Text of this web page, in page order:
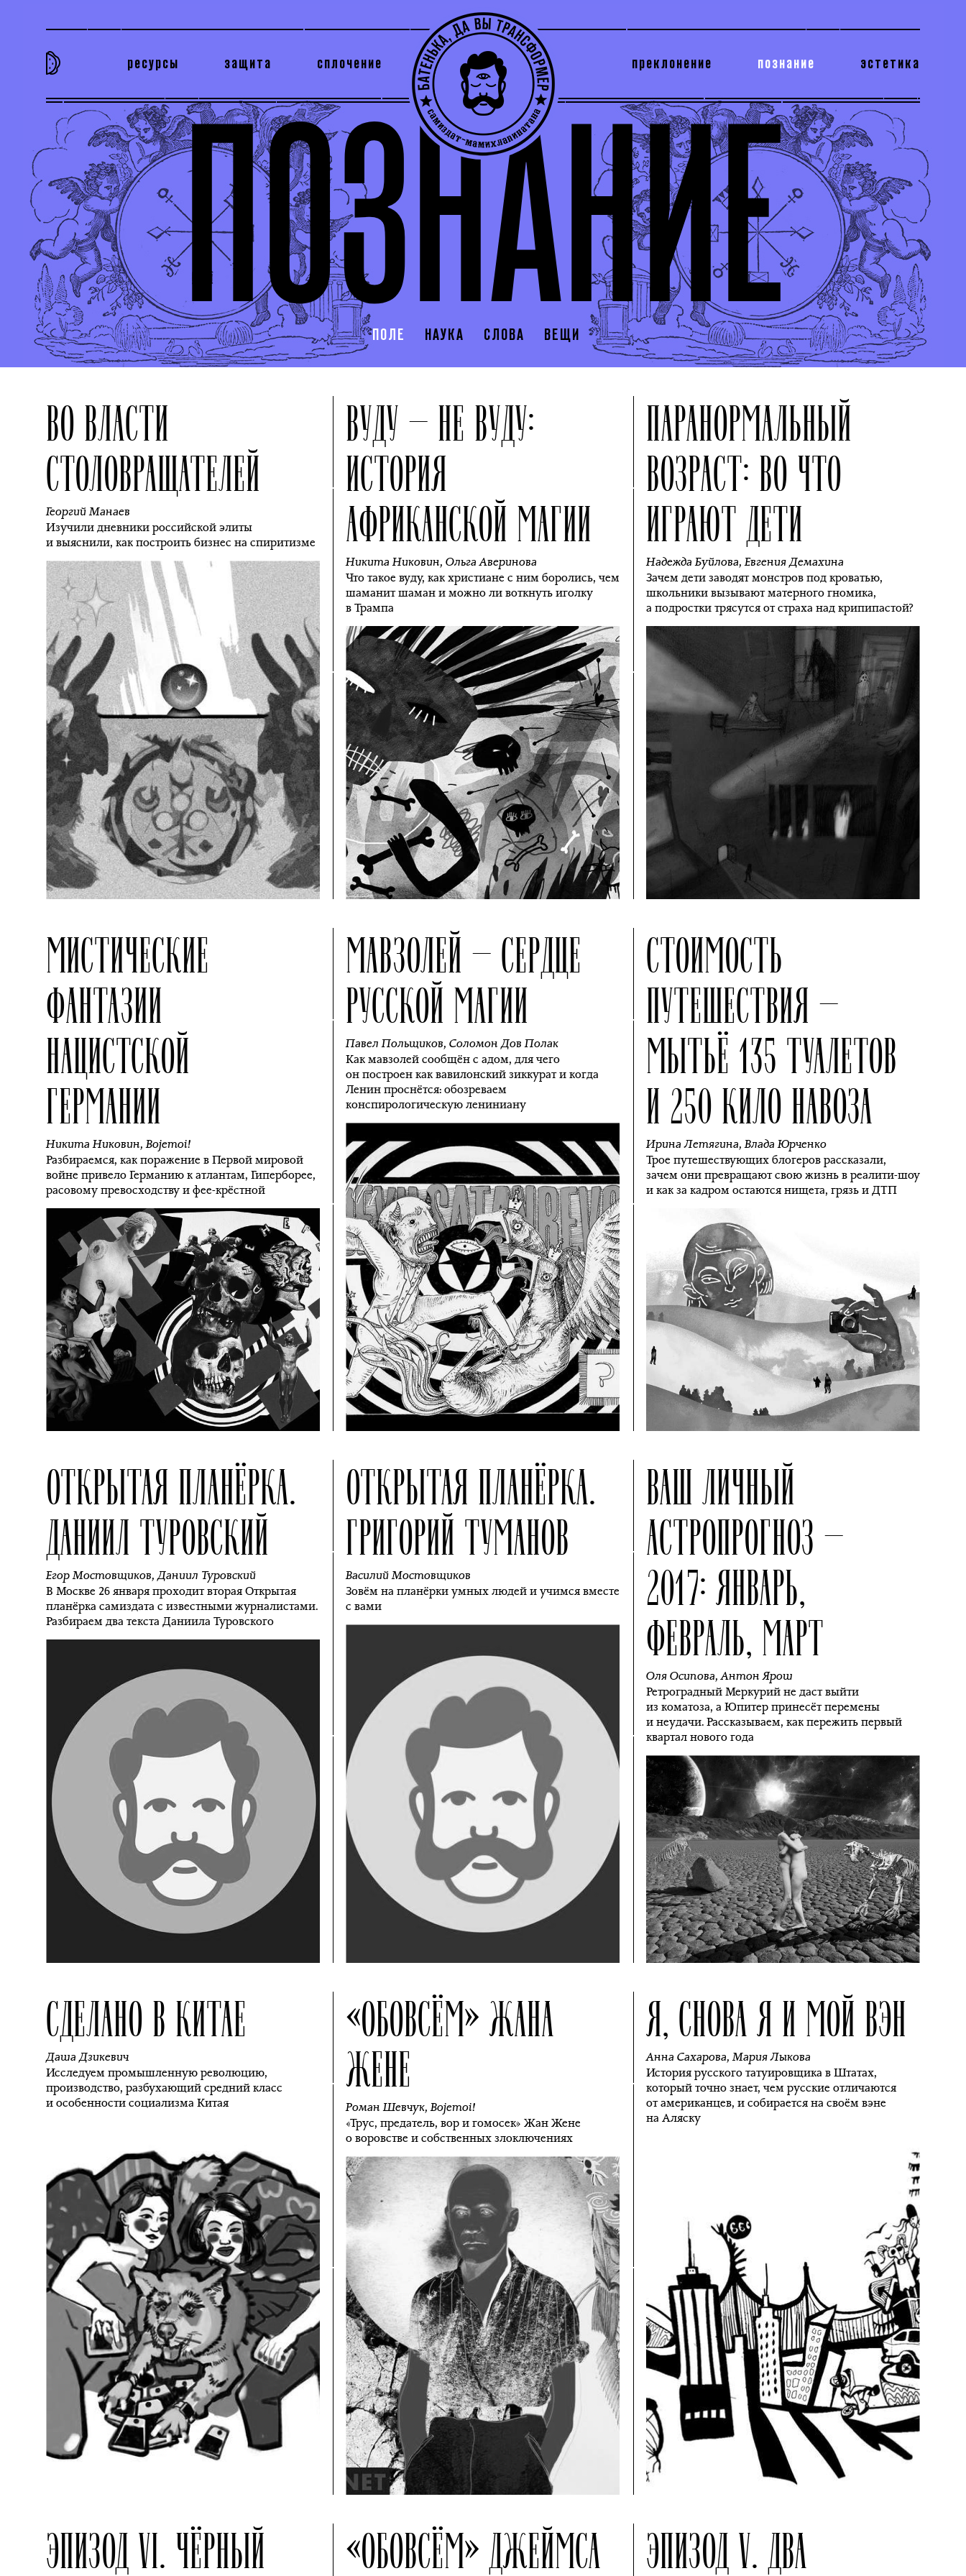
ресурсы защита сплочение преклонение познание эстетика
та самая история тёмная материя внутри секты архив 178 бесполезных фактов теодор глаголев
ПОЗНАНИЕ
ПОЛЕ НАУКА СЛОВА ВЕЩИ
ВО ВЛАСТИ
СТОЛОВРАЩАТЕЛЕЙ
Георгий Манаев
Изучили дневники российской элиты
и выяснили, как построить бизнес на спиритизме
ВУДУ — НЕ ВУДУ:
ИСТОРИЯ
АФРИКАНСКОЙ МАГИИ
Никита Никовин,Ольга Аверинова
Что такое вуду, как христиане с ним боролись, чем
шаманит шаман и можно ли воткнуть иголку
в Трампа
ПАРАНОРМАЛЬНЫЙ
ВОЗРАСТ: ВО ЧТО
ИГРАЮТ ДЕТИ
Надежда Буйлова,Евгения Демахина
Зачем дети заводят монстров под кроватью,
школьники вызывают матерного гномика,
а подростки трясутся от страха над крипипастой?
МИСТИЧЕСКИЕ
ФАНТАЗИИ
НАЦИСТСКОЙ
ГЕРМАНИИ
Никита Никовин,Bojemoi!
Разбираемся, как поражение в Первой мировой
войне привело Германию к атлантам, Гиперборее,
расовому превосходству и фее-крёстной
МАВЗОЛЕЙ — СЕРДЦЕ
РУССКОЙ МАГИИ
Павел Польщиков,Соломон Дов Полак
Как мавзолей сообщён с адом, для чего
он построен как вавилонский зиккурат и когда
Ленин проснётся: обозреваем
конспирологическую лениниану
СТОИМОСТЬ
ПУТЕШЕСТВИЯ —
МЫТЬЁ 135 ТУАЛЕТОВ
И 250 КИЛО НАВОЗА
Ирина Летягина,Влада Юрченко
Трое путешествующих блогеров рассказали,
зачем они превращают свою жизнь в реалити-шоу
и как за кадром остаются нищета, грязь и ДТП
ОТКРЫТАЯ ПЛАНЁРКА.
ДАНИИЛ ТУРОВСКИЙ
Егор Мостовщиков,Даниил Туровский
В Москве 26 января проходит вторая Открытая
планёрка самиздата с известными журналистами.
Разбираем два текста Даниила Туровского
ОТКРЫТАЯ ПЛАНЁРКА.
ГРИГОРИЙ ТУМАНОВ
Василий Мостовщиков
Зовём на планёрки умных людей и учимся вместе
с вами
ВАШ ЛИЧНЫЙ
АСТРОПРОГНОЗ —
2017: ЯНВАРЬ,
ФЕВРАЛЬ, МАРТ
Оля Осипова,Антон Ярош
Ретроградный Меркурий не даст выйти
из коматоза, а Юпитер принесёт перемены
и неудачи. Рассказываем, как пережить первый
квартал нового года
СДЕЛАНО В КИТАЕ
Даша Дзикевич
Исследуем промышленную революцию,
производство, разбухающий средний класс
и особенности социализма Китая
«ОБОВСЁМ» ЖАНА
ЖЕНЕ
Роман Шевчук,Bojemoi!
«Трус, предатель, вор и гомосек» Жан Жене
о воровстве и собственных злоключениях
Я, СНОВА Я И МОЙ ВЭН
Анна Сахарова,Мария Лыкова
История русского татуировщика в Штатах,
который точно знает, чем русские отличаются
от американцев, и собирается на своём вэне
на Аляску
ЭПИЗОД VI. ЧЁРНЫЙ
«ОБОВСЁМ» ДЖЕЙМСА
ЭПИЗОД V. ДВА